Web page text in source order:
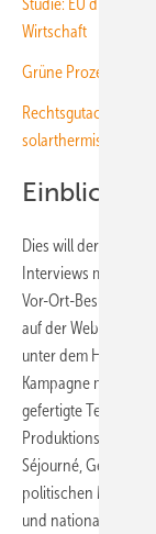
Wirtschaft
Grüne
Rechtsgutachten:
solarthermischen
Einblick in
Dies will der
Interviews mit
Vor-Ort-Besuche in
auf der Website von
unter dem Hashtag
Kampagne möchten
gefertigte
Produktionsbasis in
Séjourné,
politischen
und nationale